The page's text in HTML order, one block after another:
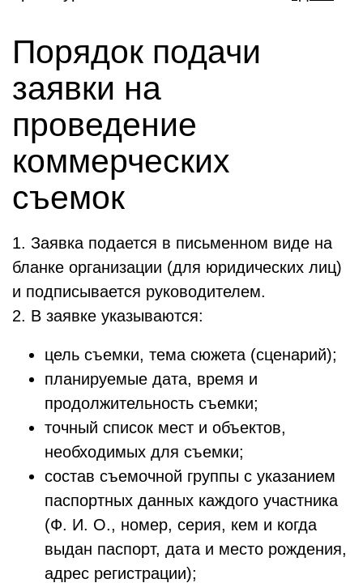
Порядок подачи
заявки на
проведение
коммерческих
съемок
1. Заявка подается в письменном виде на
бланке организации (для юридических лиц)
и подписывается руководителем.
2. В заявке указываются:
цель съемки, тема сюжета (сценарий);
планируемые дата, время и
продолжительность съемки;
точный список мест и объектов,
необходимых для съемки;
состав съемочной группы с указанием
паспортных данных каждого участника
(Ф. И. О., номер, серия, кем и когда
выдан паспорт, дата и место рождения,
адрес регистрации);